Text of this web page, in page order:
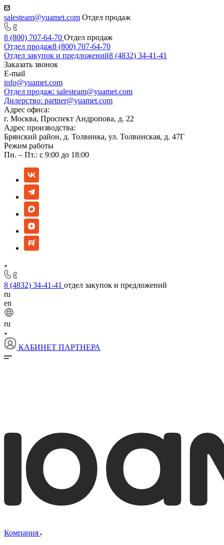
salesteam@yuamet.com Отдел продаж
8 (800) 707-64-70 Отдел продаж
Отдел продаж8 (800) 707-64-70
Отдел закупок и предложений8 (4832) 34-41-41
Заказать звонок
E-mail
info@yuamet.com
Отдел продаж: salesteam@yuamet.com
Дилерство: partner@yuamet.com
Адрес офиса:
г. Москва, Проспект Андропова, д. 22
Адрес производства:
Брянский район, д. Толвинка, ул. Толвинская, д. 47Г
Режим работы
Пн. – Пт.: с 9:00 до 18:00
8 (4832) 34-41-41 отдел закупок и предложений
ru
en
ru
КАБИНЕТ ПАРТНЕРА
Компания